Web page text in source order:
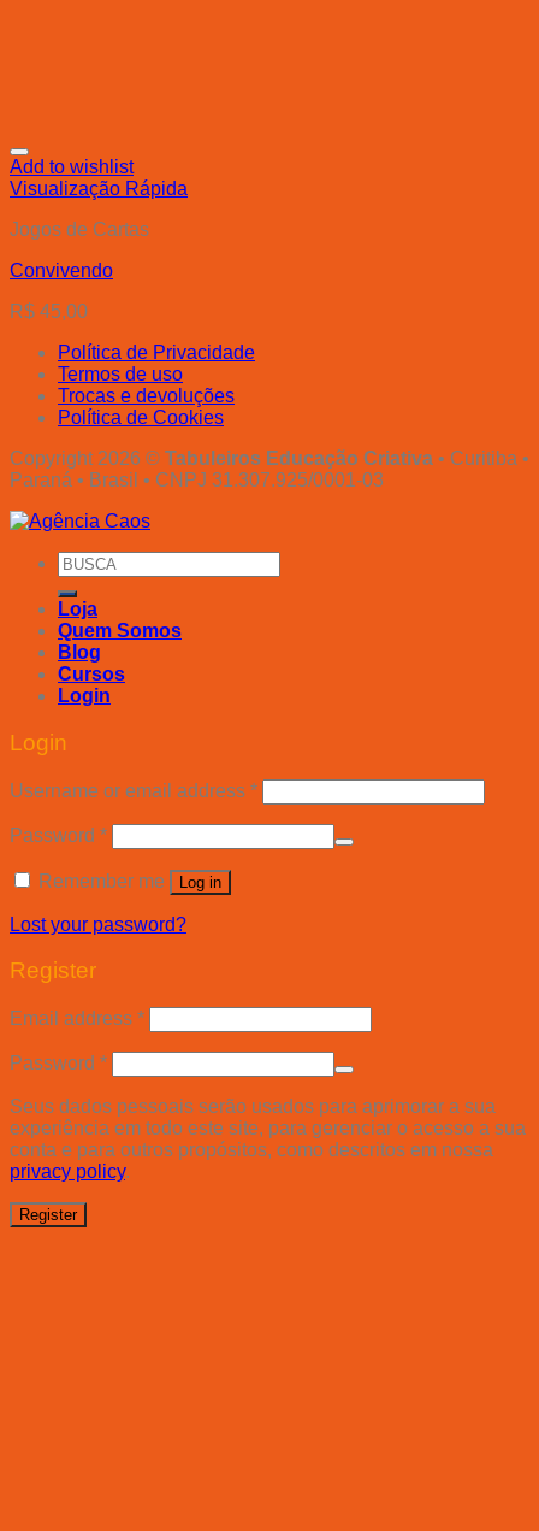
Add to wishlist
Visualização Rápida
Jogos de Cartas
Convivendo
R$ 45,00
Política de Privacidade
Termos de uso
Trocas e devoluções
Política de Cookies
Copyright 2026 © Tabuleiros Educação Criativa • Curitiba •
Paraná • Brasil • CNPJ 31.307.925/0001-03
Search
for:
Loja
Quem Somos
Blog
Cursos
Login
Login
Username or email address *
Password *
Remember me Log in
Lost your password?
Register
Email address *
Password *
Seus dados pessoais serão usados para aprimorar a sua
experiência em todo este site, para gerenciar o acesso a sua
conta e para outros propósitos, como descritos em nossa
privacy policy.
Register